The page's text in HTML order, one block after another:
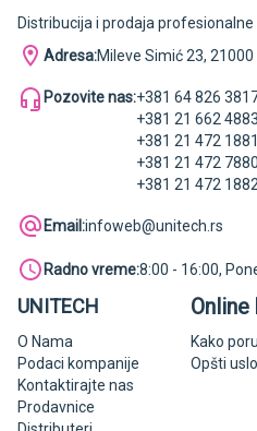
Distribucija i prodaja
Adresa:Mileve Simić 23, 21000
Pozovite nas:+381 64 826
+381 21 662
+381 21 472
+381 21 472
+381 21 472
Email:infoweb@unitech.rs
Radno vreme:8:00 - 16:00,
UNITECH
O Nama
Podaci kompanije
Kontaktirajte nas
Prodavnice
Online
Kako
Opšti